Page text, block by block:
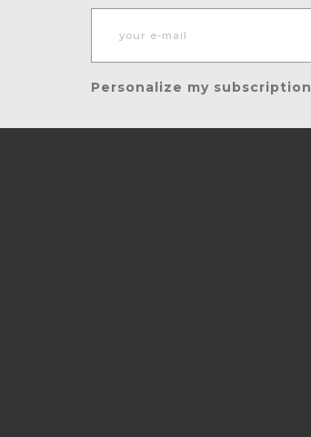
Personalize my subscription